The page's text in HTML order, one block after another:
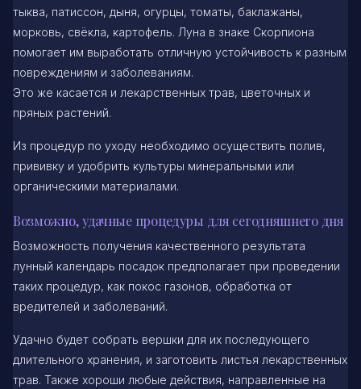
тыква, патиссон, дыня, огурцы, томаты, баклажаны,
морковь, свёкла, картофель. Луна в знаке Скорпиона
помогает им выработать отличную устойчивость к разным
повреждениям и заболеваниям.
Это же касается и лекарственных трав, цветочных и
пряных растений.
Из процедур по уходу необходимо осуществить полив,
прививку и удобрить культуры минеральными или
органическими материалами.
Возможно, удачные процедуры для сегодняшнего дня
Возможность получения качественного результата
лунный календарь посадок предполагает при проведении
таких процедур, как покос газонов, обработка от
вредителей и заболеваний.
Удачно будет собрать вершки для их последующего
длительного хранения, и заготовить листья лекарственных
трав. Также хороши любые действия, направленные на